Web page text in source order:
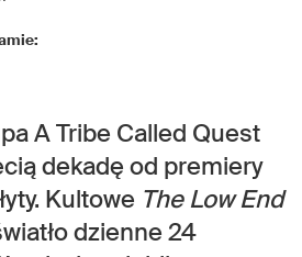
A Tribe Called Quest
dekadę od premiery
Kultowe The Low End
dzienne 24